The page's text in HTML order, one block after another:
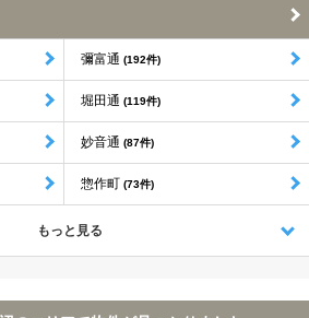
彌富通 (192件)
堀田通 (119件)
妙音通 (87件)
惣作町 (73件)
もっと見る